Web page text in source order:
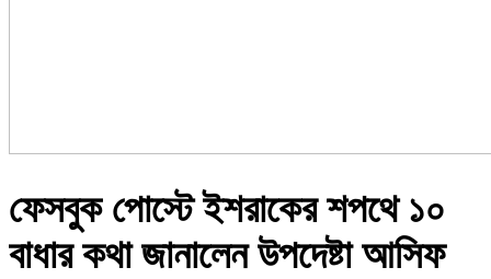
ফেসবুক পোস্টে ইশরাকের শপথে ১০
বাধার কথা জানালেন উপদেষ্টা আসিফ